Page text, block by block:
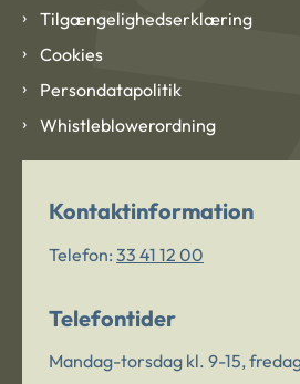
Tilgængelighedserklæring
Cookies
Persondatapolitik
Whistleblowerordning
Kontaktinformation
Telefon: 33 41 12 00
Telefontider
Mandag-torsdag kl. 9-15,